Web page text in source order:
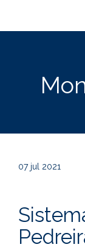
07 jul 2021